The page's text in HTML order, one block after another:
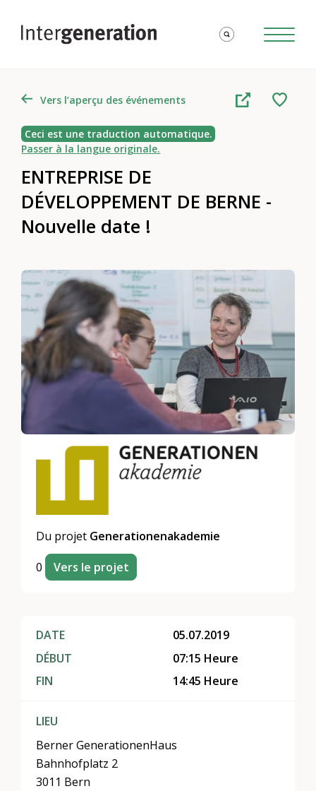
Vers l’aperçu des événements
Ceci est une traduction automatique.
Passer à la langue originale.
ENTREPRISE DE
DÉVELOPPEMENT DE BERNE -
Nouvelle date !
Du projet Generationenakademie
0 Vers le projet
DATE
DÉBUT
FIN
05.07.2019
07:15 Heure
14:45 Heure
LIEU
Berner GenerationenHaus
Bahnhofplatz 2
3011 Bern